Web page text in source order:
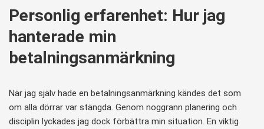
Personlig erfarenhet: Hur jag
hanterade min
betalningsanmärkning
När jag själv hade en betalningsanmärkning kändes det som
om alla dörrar var stängda. Genom noggrann planering och
disciplin lyckades jag dock förbättra min situation. En viktig